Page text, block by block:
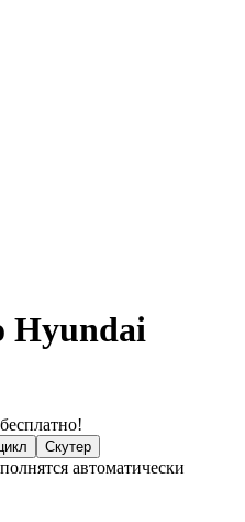
Hyundai
Скутер
автоматически